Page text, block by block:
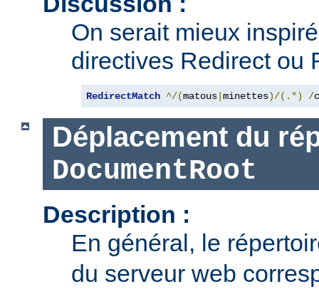
On serait mieux
directives Redirect ou
RedirectMatch ^/(matous minettes)/(.*) /
Déplacement du
DocumentRoot
Description :
En général, le
du serveur web